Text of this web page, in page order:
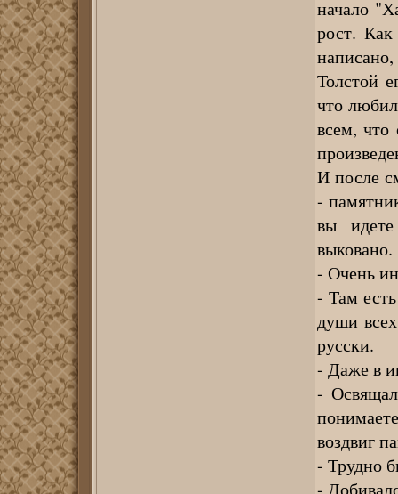
начало
рост.
Толстой
что
всем,
И после
-
вы
выковано.
- Очень
- Там
души
русски.
- Даже в
-
воздвиг
- Трудно
-